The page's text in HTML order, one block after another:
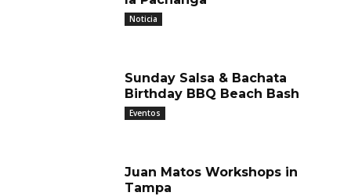
Noticia
Sunday Salsa & Bachata
Birthday BBQ Beach Bash
Eventos
Juan Matos Workshops in
Tampa